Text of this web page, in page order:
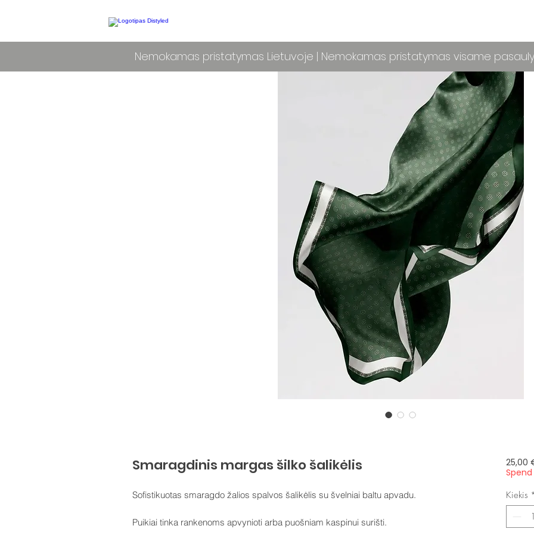
Nemokamas pristatymas Lietuvoje | Nemokamas pristatymas visame
Smaragdinis margas šilko šalikėlis
​Sofistikuotas smaragdo žalios spalvos šalikėlis su švelniai baltu apvadu.
​Puikiai tinka rankenoms apvynioti arba puošniam kaspinui surišti.
25,00
Kiekis *